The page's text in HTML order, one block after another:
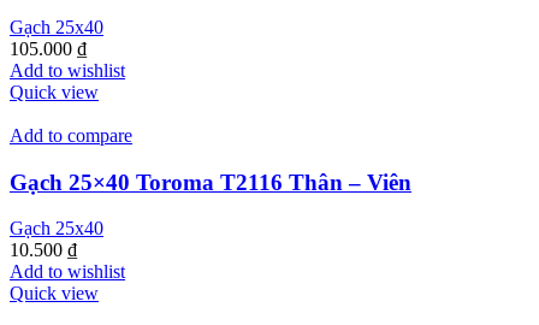
Gạch 25x40
105.000 ₫
Add to wishlist
Quick view
Add to compare
Gạch 25×40 Toroma T2116 Thân – Viên
Gạch 25x40
10.500 ₫
Add to wishlist
Quick view